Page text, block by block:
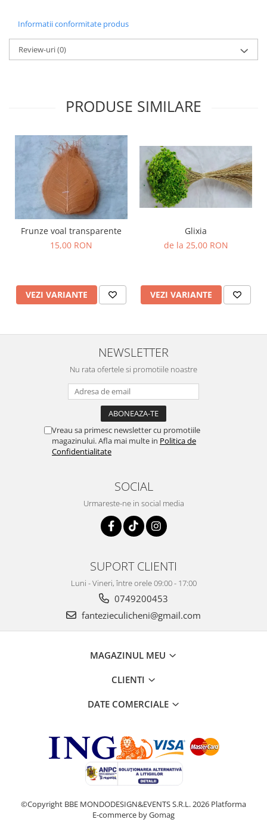
Informatii conformitate produs
Review-uri(0)
PRODUSE SIMILARE
Frunze voal transparente
15,00 RON
VEZI VARIANTE
Glixia
de la 25,00 RON
VEZI VARIANTE
NEWSLETTER
Nu rata ofertele si promotiile noastre
Vreau sa primesc newsletter cu promotiile
magazinului. Afla mai multe in Politica de
Confidentialitate
SOCIAL
Urmareste-ne in social media
SUPORT CLIENTI
Luni - Vineri, între orele 09:00 - 17:00
0749200453
fantezieculicheni@gmail.com
MAGAZINUL MEU
CLIENTI
DATE COMERCIALE
©Copyright BBE MONDODESIGN&EVENTS S.R.L. 2026 Platforma
E-commerce by Gomag